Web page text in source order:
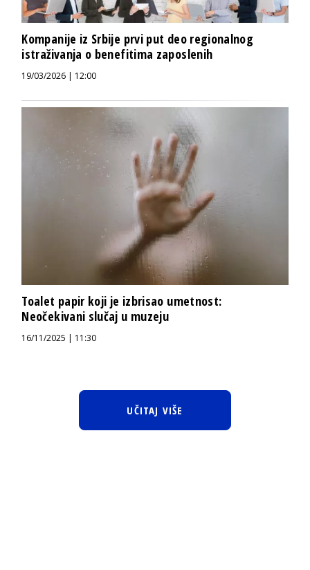
Kompanije iz Srbije prvi put deo regionalnog
istraživanja o benefitima zaposlenih
19/03/2026 | 12:00
Toalet papir koji je izbrisao umetnost:
Neočekivani slučaj u muzeju
16/11/2025 | 11:30
UČITAJ VIŠE